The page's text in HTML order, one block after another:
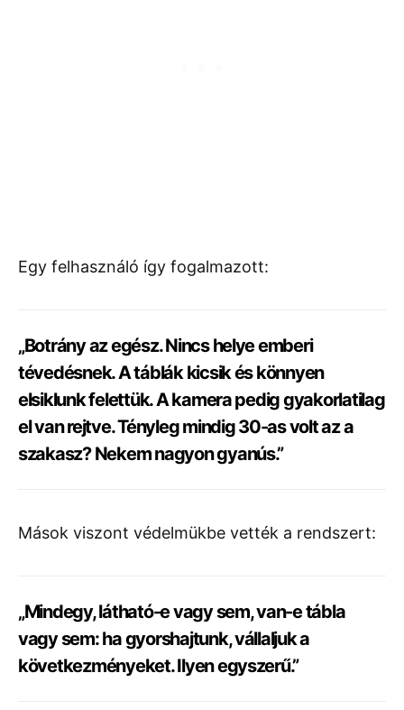
Egy felhasználó így fogalmazott:
„Botrány az egész. Nincs helye emberi
tévedésnek. A táblák kicsik és könnyen
elsiklunk felettük. A kamera pedig gyakorlatilag
el van rejtve. Tényleg mindig 30-as volt az a
szakasz? Nekem nagyon gyanús.”
Mások viszont védelmükbe vették a rendszert:
„Mindegy, látható-e vagy sem, van-e tábla
vagy sem: ha gyorshajtunk, vállaljuk a
következményeket. Ilyen egyszerű.”